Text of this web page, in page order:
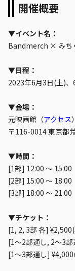
開催概要
▼イベント名：
Bandmerch × みち
▼日程：
2023年6月3日(土)
▼会場：
元映画館（アクセス）
〒116-0014 東京都
▼時間：
[1部] 12:00 〜 15:00
[2部] 15:00 〜 18:00
[3部] 18:00 〜 21:00
▼チケット：
[1, 2, 3部 各]
[1〜2部通し, 2〜3
[1〜3部通し]